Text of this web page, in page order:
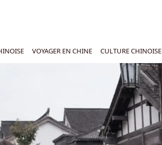
VOYAGER EN CHINE CULTURE CHINOISE